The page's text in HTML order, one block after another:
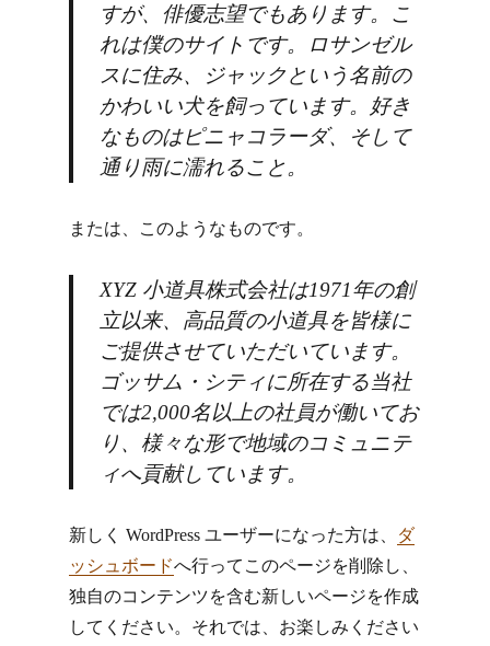
すが、俳優志望でもあります。こ
れは僕のサイトです。ロサンゼル
スに住み、ジャックという名前の
かわいい犬を飼っています。好き
なものはピニャコラーダ、そして
通り雨に濡れること。
または、このようなものです。
XYZ 小道具株式会社は1971年の創
立以来、高品質の小道具を皆様に
ご提供させていただいています。
ゴッサム・シティに所在する当社
では2,000名以上の社員が働いてお
り、様々な形で地域のコミュニテ
ィへ貢献しています。
新しく WordPress ユーザーになった方は、
ダ
ッシュボードへ行ってこのページを削除し、
独自のコンテンツを含む新しいページを作成
してください。それでは、お楽しみください